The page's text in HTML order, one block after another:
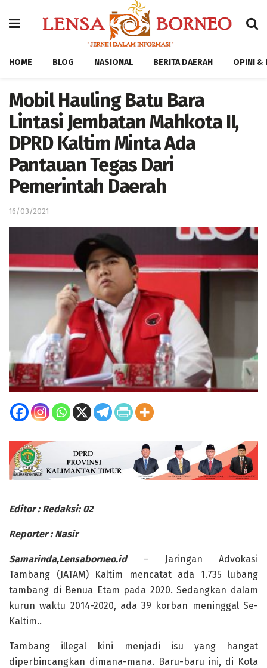
HOME BLOG NASIONAL BERITA DAERAH OPINI &
Mobil Hauling Batu Bara
Lintasi Jembatan Mahkota II,
DPRD Kaltim Minta Ada
Pantauan Tegas Dari
Pemerintah Daerah
16/03/2021
Editor : Redaksi: 02
Reporter : Nasir
Samarinda,Lensaborneo.id– Jaringan Advokasi
Tambang (JATAM) Kaltim mencatat ada 1.735 lubang
tambang di Benua Etam pada 2020. Sedangkan dalam
kurun waktu 2014-2020, ada 39 korban meninggal Se-
Kaltim..
Tambang illegal kini menjadi isu yang hangat
diperbincangkan dimana-mana. Baru-baru ini, di Kota